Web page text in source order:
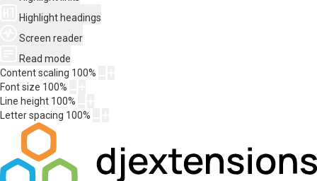
Highlight headings
Screen reader
Read mode
Content scaling 100%
Font size 100%
Line height 100%
Letter spacing 100%